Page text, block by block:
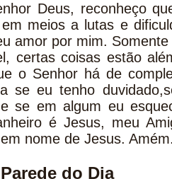
Deus, reconheço
meios a lutas e
amor por mim.
certas coisas estão
o Senhor há de
se eu tenho
se em algum eu
é Jesus, meu
nome de Jesus.
do Dia